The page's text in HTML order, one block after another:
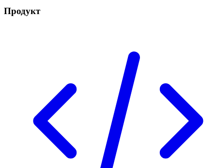
Продукт